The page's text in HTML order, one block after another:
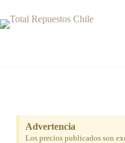
Advertencia
Los precios publicados son